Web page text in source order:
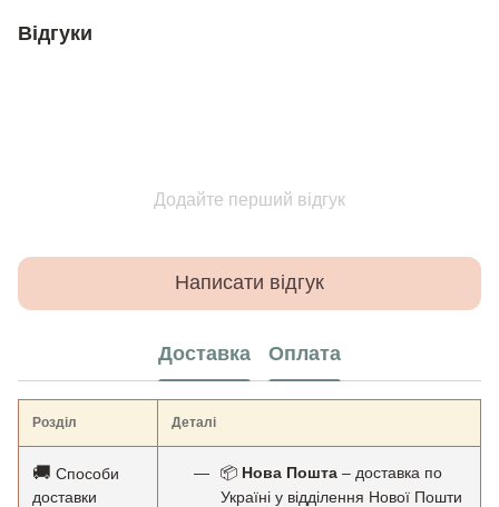
Відгуки
Додайте перший відгук
Написати відгук
Доставка Оплата
Розділ Деталі
🚚 Способи
доставки
📦 Нова Пошта – доставка по
Україні у відділення Нової Пошти